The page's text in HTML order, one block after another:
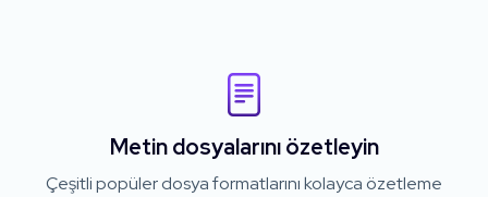
Metin dosyalarını özetleyin
Çeşitli popüler dosya formatlarını kolayca özetleme